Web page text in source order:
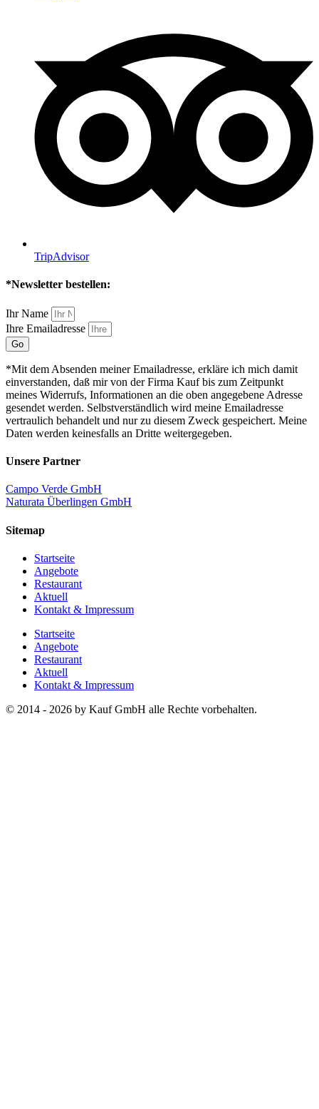
TripAdvisor
*Newsletter bestellen:
Ihr Name
Ihre Emailadresse
Go
*Mit dem Absenden meiner Emailadresse, erkläre ich mich damit
einverstanden, daß mir von der Firma Kauf bis zum Zeitpunkt
meines Widerrufs, Informationen an die oben angegebene Adresse
gesendet werden. Selbstverständlich wird meine Emailadresse
vertraulich behandelt und nur zu diesem Zweck gespeichert. Meine
Daten werden keinesfalls an Dritte weitergegeben.
Unsere Partner
Campo Verde GmbH
Naturata Überlingen GmbH
Sitemap
Startseite
Angebote
Restaurant
Aktuell
Kontakt & Impressum
Startseite
Angebote
Restaurant
Aktuell
Kontakt & Impressum
© 2014 - 2026 by Kauf GmbH alle Rechte vorbehalten.